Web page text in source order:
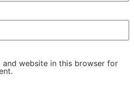
and website in this browser for